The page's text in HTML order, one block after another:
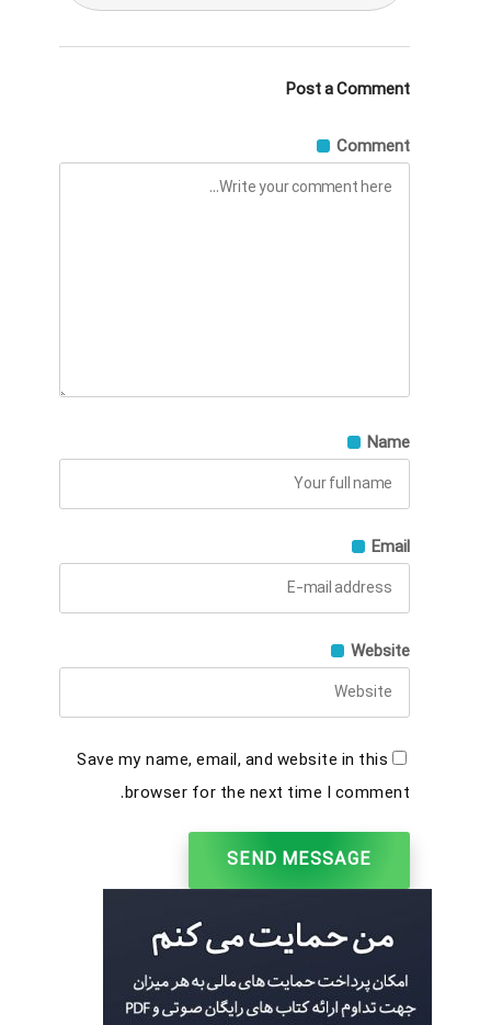
Post a Comment
Comment
Name
Email
Website
Save my name, email, and website in this
browser for the next time I comment.